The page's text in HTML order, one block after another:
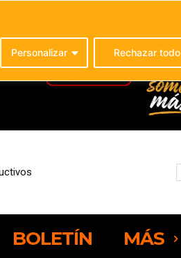
Personalizar Rechazar todo
BOLETÍN MÁS